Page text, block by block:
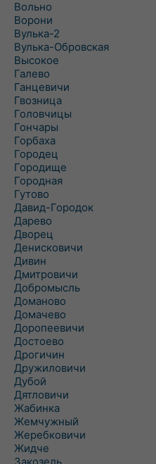
Вольно
Ворони
Вулька-2
Вулька-Обровская
Высокое
Галево
Ганцевичи
Гвозница
Головчицы
Гончары
Горбаха
Городец
Городище
Городная
Гутово
Давид-Городок
Дарево
Дворец
Денисковичи
Дивин
Дмитровичи
Добромысль
Доманово
Домачево
Доропеевичи
Достоево
Дрогичин
Дружиловичи
Дубой
Дятловичи
Жабинка
Жемчужный
Жеребковичи
Жидче